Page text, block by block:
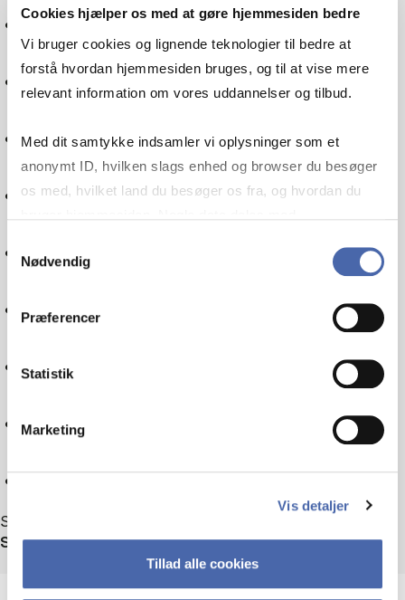
Cookies hjælper os med at gøre hjemmesiden bedre
Vi bruger cookies og lignende teknologier til bedre at
forstå hvordan hjemmesiden bruges, og til at vise mere
relevant information om vores uddannelser og tilbud.
Med dit samtykke indsamler vi oplysninger som et
anonymt ID, hvilken slags enhed og browser du besøger
os med, hvilket land du besøger os fra, og hvordan du
markedsføring. Du bestemmer selv - og kan altid trække
Nødvendig
Præferencer
Statistik
Marketing
Vis detaljer
Tillad alle cookies
The Nordic countries
Public sector
Organisation
Pensions
Sociology
Technology
Reset
Showing 37 out of 37 events
Sort by